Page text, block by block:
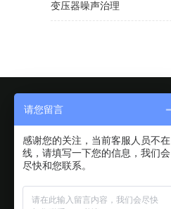
变压器噪声治理
泵房噪音治理
冷却塔噪音治理
请您留言
感谢您的关注，当前客服人员不在
线，请填写一下您的信息，我们会
尽快和您联系。